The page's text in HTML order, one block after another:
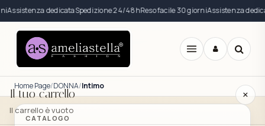
Assistenza dedicataSpedizione 24/48hReso facile 30 giorniAssistenza
Apri
Il tuo carrello
Il carrello è vuoto
×
Home Page DONNA Intimo
CATALOGO